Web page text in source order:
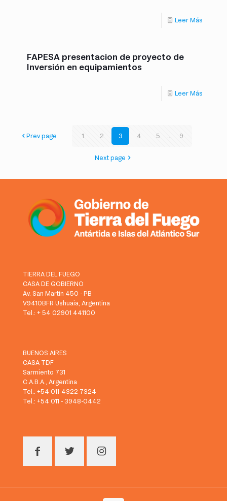
Leer Más
FAPESA presentacion de proyecto de
Inversión en equipamientos
Leer Más
Prev page 1 2 3 4 5 ... 9
Next page
TIERRA DEL FUEGO
CASA DE GOBIERNO
Av. San Martín 450 - PB
V9410BFR Ushuaia, Argentina
Tel.: + 54 02901 441100
BUENOS AIRES
CASA TDF
Sarmiento 731
C.A.B.A., Argentina
Tel.: +54 011-4322 7324
Tel.: +54 011 - 3948-0442